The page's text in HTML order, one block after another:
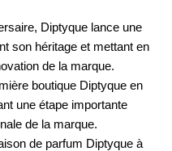
Diptyque lance une
son héritage et mettant en
de la marque.
boutique Diptyque en
une étape importante
de la marque.
de parfum Diptyque à